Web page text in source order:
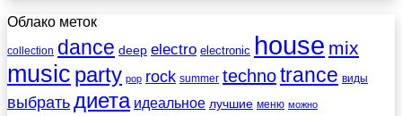
Облако меток
collection dance deep electro electronic house mix
music party pop rock summer technotrance виды
выбратьдиета идеальное лучшие меню можно